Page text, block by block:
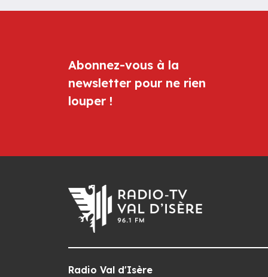
Abonnez-vous à la
newsletter pour ne rien
louper !
Radio Val d'Isère